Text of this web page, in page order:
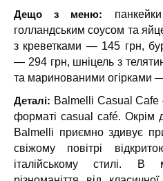
Дещо з меню:
голландським соусом та
з креветками — 145 грн,
— 294 грн, шніцель з
та маринованими огірками
Деталі: Balmelli Casual Cafe
форматі сasual café. Окрім
Balmelli приємно здивує
свіжому повітрі
італійському стилі.